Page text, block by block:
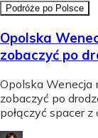
Podróże po Polsce
Opolska
zobaczyć po
Opolska Wenecja
zobaczyć po
połączyć spacer z